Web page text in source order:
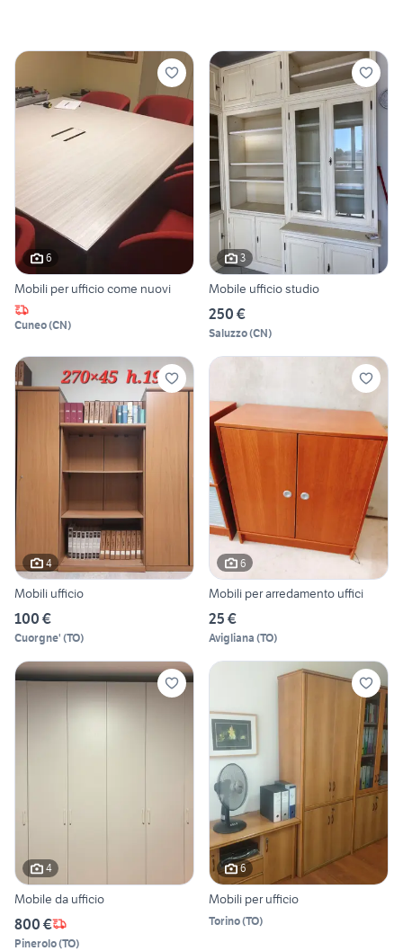
6
Mobili per ufficio come nuovi
Cuneo(CN)
3
Mobile ufficio studio
250 €
Saluzzo(CN)
4
Mobili ufficio
100 €
Cuorgne' (TO)
6
Mobili per arredamento uffici
25 €
Avigliana (TO)
4
Mobile da ufficio
800 €
Pinerolo(TO)
6
Mobili per ufficio
Torino(TO)